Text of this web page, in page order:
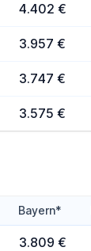
4.402 €
3.957 €
3.747 €
3.575 €
Bayern*
3.809 €